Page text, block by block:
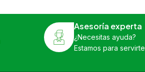
Asesoría experta
¿Necesitas ayuda?
Estamos para servirte